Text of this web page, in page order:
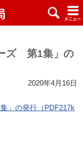
x #
ズ 第1集」の
2020年4月16日
」の発行（PDF217k